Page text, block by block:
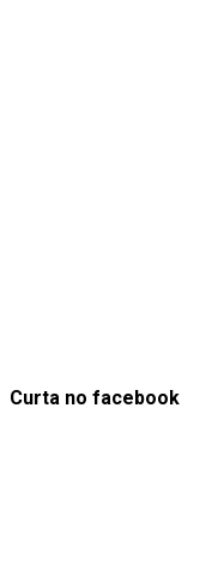
Curta no facebook